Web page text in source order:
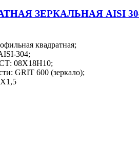
ЗЕРКАЛЬНАЯ AISI
квадратная;
304;
08Х18Н10;
GRIT 600 (зеркало);